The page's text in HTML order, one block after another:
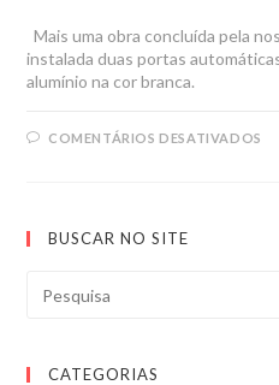
Mais uma obra concluída pela
instalada duas portas
alumínio na cor branca.
COMENTÁRIOS DESATIVADOS
BUSCAR NO SITE
CATEGORIAS